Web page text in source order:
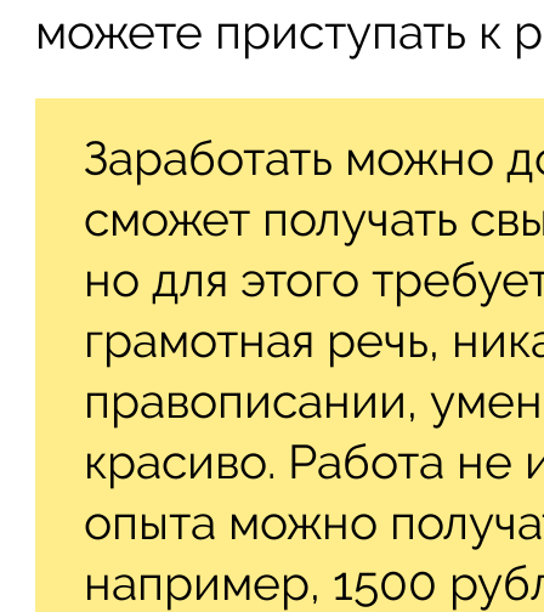
можете приступать к
Заработать можно
сможет получать
но для этого
грамотная речь,
правописании,
красиво. Работа не
опыта можно
например, 1500